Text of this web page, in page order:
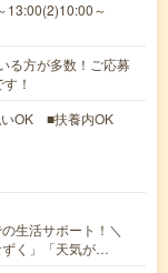
13:00(2)10:00～
る方が多数！ご応募
！
OK ■扶養内OK
生活サポート！＼
ずく」「天気が…